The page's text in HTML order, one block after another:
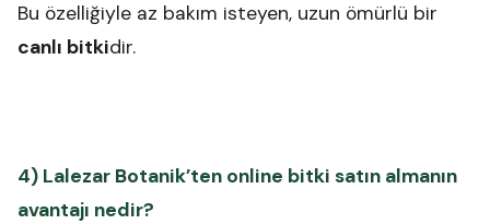
Bu özelliğiyle az bakım isteyen, uzun ömürlü bir
canlı bitkidir.
4) Lalezar Botanik’ten online bitki satın almanın
avantajı nedir?